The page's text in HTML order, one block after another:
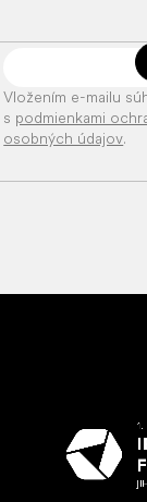
Vložením e-mailu
s podmienkami
osobných údajov.